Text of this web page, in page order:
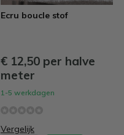
Ecru boucle stof
€ 12,50 per halve
meter
1-5 werkdagen
Vergelijk